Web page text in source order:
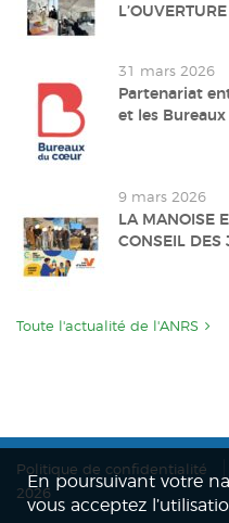
31 mars 2026
Partenariat
et les
9 mars 2026
LA MANOISE
CONSEIL DES
Toute l'actualité de l'ANRS
Politique de confidentialité
2026
En poursuivant votre
vous acceptez